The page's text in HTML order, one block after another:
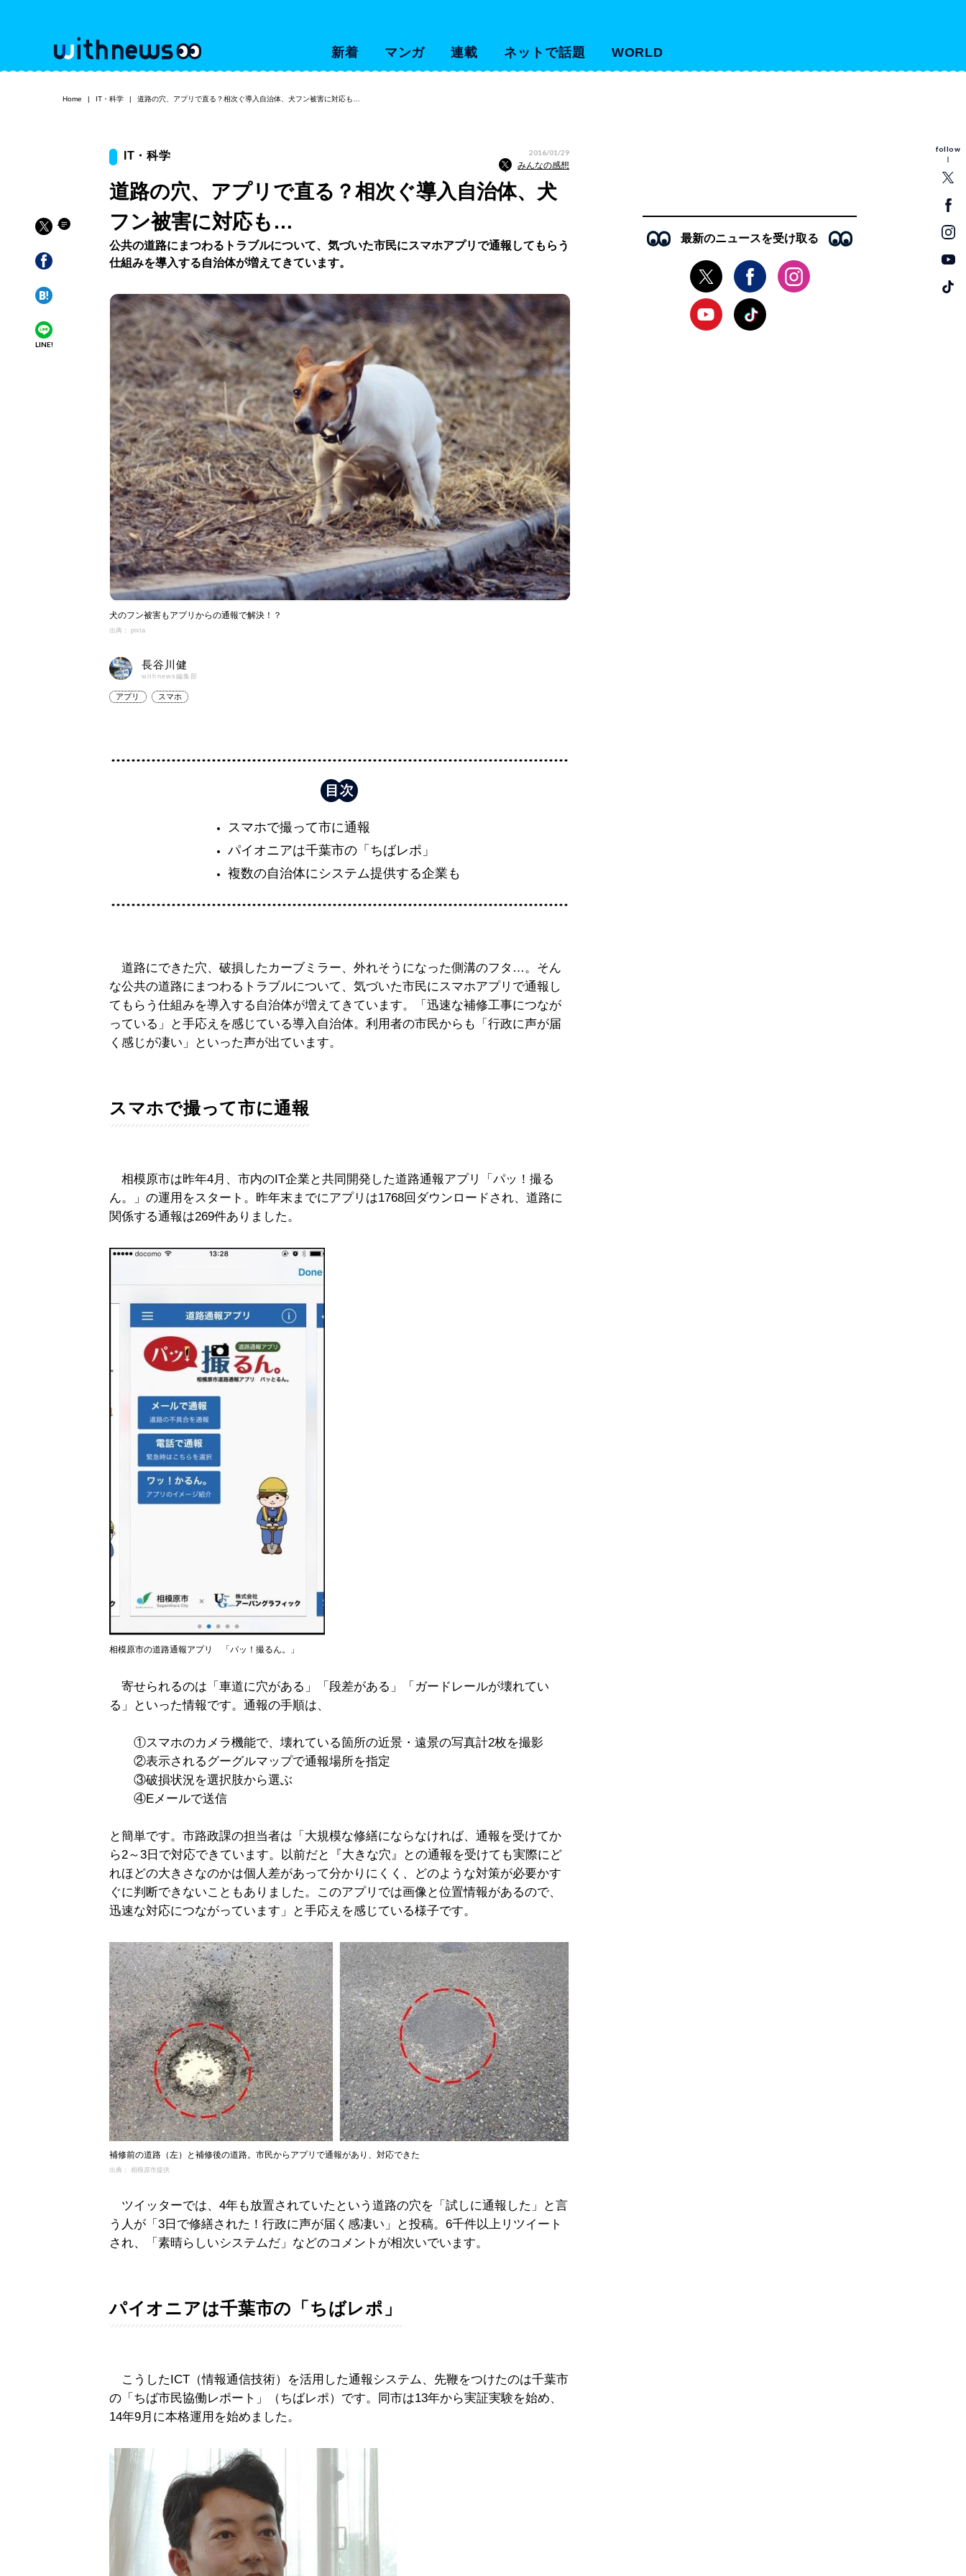
新着 マンガ 連載 ネットで話題 WORLD
follow
Home IT・科学 道路の穴、アプリで直る？相次ぐ導入自治体、犬フン被害に対応も…
LINE!
IT・科学 2016/01/29
みんなの感想
道路の穴、アプリで直る？相次ぐ導入自治体、犬
フン被害に対応も…
公共の道路にまつわるトラブルについて、気づいた市民にスマホアプリで通報してもらう
仕組みを導入する自治体が増えてきています。
犬のフン被害もアプリからの通報で解決！？
出典： pixta
長谷川健
withnews編集部
アプリ スマホ
スマホで撮って市に通報
パイオニアは千葉市の「ちばレポ」
複数の自治体にシステム提供する企業も
道路にできた穴、破損したカーブミラー、外れそうになった側溝のフタ…。そん
な公共の道路にまつわるトラブルについて、気づいた市民にスマホアプリで通報し
てもらう仕組みを導入する自治体が増えてきています。「迅速な補修工事につなが
っている」と手応えを感じている導入自治体。利用者の市民からも「行政に声が届
く感じが凄い」といった声が出ています。
スマホで撮って市に通報
相模原市は昨年4月、市内のIT企業と共同開発した道路通報アプリ「パッ！撮る
ん。」の運用をスタート。昨年末までにアプリは1768回ダウンロードされ、道路に
関係する通報は269件ありました。
相模原市の道路通報アプリ 「パッ！撮るん。」
寄せられるのは「車道に穴がある」「段差がある」「ガードレールが壊れてい
る」といった情報です。通報の手順は、
①スマホのカメラ機能で、壊れている箇所の近景・遠景の写真計2枚を撮影
②表示されるグーグルマップで通報場所を指定
③破損状況を選択肢から選ぶ
④Eメールで送信
と簡単です。市路政課の担当者は「大規模な修繕にならなければ、通報を受けてか
ら2～3日で対応できています。以前だと『大きな穴』との通報を受けても実際にど
れほどの大きさなのかは個人差があって分かりにくく、どのような対策が必要かす
ぐに判断できないこともありました。このアプリでは画像と位置情報があるので、
迅速な対応につながっています」と手応えを感じている様子です。
補修前の道路（左）と補修後の道路。市民からアプリで通報があり、対応できた
出典： 相模原市提供
ツイッターでは、4年も放置されていたという道路の穴を「試しに通報した」と言
う人が「3日で修繕された！行政に声が届く感凄い」と投稿。6千件以上リツイート
され、「素晴らしいシステムだ」などのコメントが相次いでいます。
パイオニアは千葉市の「ちばレポ」
こうしたICT（情報通信技術）を活用した通報システム、先鞭をつけたのは千葉市
の「ちば市民協働レポート」（ちばレポ）です。同市は13年から実証実験を始め、
14年9月に本格運用を始めました。
最新のニュースを受け取る